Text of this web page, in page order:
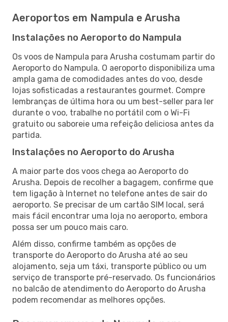
Aeroportos em Nampula e Arusha
Instalações no Aeroporto do Nampula
Os voos de Nampula para Arusha costumam partir do
Aeroporto do Nampula. O aeroporto disponibiliza uma
ampla gama de comodidades antes do voo, desde
lojas sofisticadas a restaurantes gourmet. Compre
lembranças de última hora ou um best-seller para ler
durante o voo, trabalhe no portátil com o Wi-Fi
gratuito ou saboreie uma refeição deliciosa antes da
partida.
Instalações no Aeroporto do Arusha
A maior parte dos voos chega ao Aeroporto do
Arusha. Depois de recolher a bagagem, confirme que
tem ligação à Internet no telefone antes de sair do
aeroporto. Se precisar de um cartão SIM local, será
mais fácil encontrar uma loja no aeroporto, embora
possa ser um pouco mais caro.
Além disso, confirme também as opções de
transporte do Aeroporto do Arusha até ao seu
alojamento, seja um táxi, transporte público ou um
serviço de transporte pré-reservado. Os funcionários
no balcão de atendimento do Aeroporto do Arusha
podem recomendar as melhores opções.